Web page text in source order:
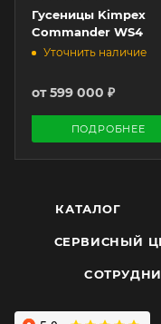
Гусеницы Kimpex
Commander WS4
Уточнить наличие
от599 000 ₽
ПОДРОБНЕЕ
КАТАЛОГ
СЕРВИСНЫЙ